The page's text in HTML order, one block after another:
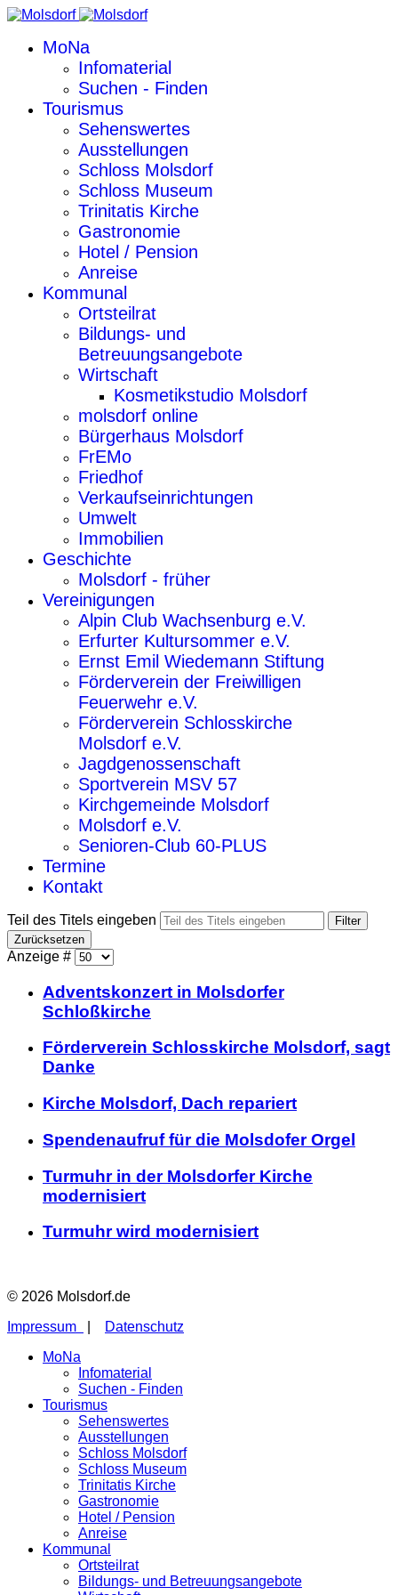
MoNa
Infomaterial
Suchen - Finden
Tourismus
Sehenswertes
Ausstellungen
Schloss Molsdorf
Schloss Museum
Trinitatis Kirche
Gastronomie
Hotel / Pension
Anreise
Kommunal
Ortsteilrat
Bildungs- und
Betreuungsangebote
Wirtschaft
Kosmetikstudio Molsdorf
molsdorf online
Bürgerhaus Molsdorf
FrEMo
Friedhof
Verkaufseinrichtungen
Umwelt
Immobilien
Geschichte
Molsdorf - früher
Vereinigungen
Alpin Club Wachsenburg e.V.
Erfurter Kultursommer e.V.
Ernst Emil Wiedemann Stiftung
Förderverein der Freiwilligen
Feuerwehr e.V.
Förderverein Schlosskirche
Molsdorf e.V.
Jagdgenossenschaft
Sportverein MSV 57
Kirchgemeinde Molsdorf
Molsdorf e.V.
Senioren-Club 60-PLUS
Termine
Kontakt
Teil des Titels eingeben
Filter
Zurücksetzen
Anzeige #
Adventskonzert in Molsdorfer
Schloßkirche
Förderverein Schlosskirche Molsdorf, sagt
Danke
Kirche Molsdorf, Dach repariert
Spendenaufruf für die Molsdofer Orgel
Turmuhr in der Molsdorfer Kirche
modernisiert
Turmuhr wird modernisiert
© 2026 Molsdorf.de
Impressum
Datenschutz
MoNa
Infomaterial
Suchen - Finden
Tourismus
Sehenswertes
Ausstellungen
Schloss Molsdorf
Schloss Museum
Trinitatis Kirche
Gastronomie
Hotel / Pension
Anreise
Kommunal
Ortsteilrat
Bildungs- und Betreuungsangebote